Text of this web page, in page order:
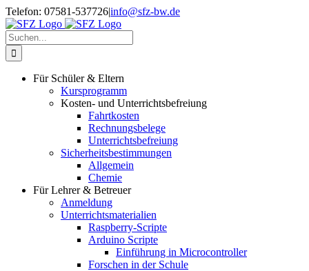
Zum
Inhalt
springen
Telefon: 07581-537726|info@sfz-bw.de
Suche
nach:
Für Schüler & Eltern
Kursprogramm
Kosten- und Unterrichtsbefreiung
Fahrtkosten
Rechnungsbelege
Unterrichtsbefreiung
Sicherheitsbestimmungen
Allgemein
Chemie
Für Lehrer & Betreuer
Anmeldung
Unterrichtsmaterialien
Raspberry-Scripte
Arduino Scripte
Einführung in Microcontroller
Forschen in der Schule